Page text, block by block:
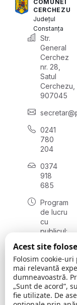
COMUNEI
CERCHEZU
Județul
Constanța
Str.
General
Cerchez
nr. 28,
Satul
Cerchezu,
907045
0241
780
204
0374
918
685
Program
de lucru
cu
publicul:
08:00 -
16:30
, vineri:
08:00 -
14:00
Acest site
Folosim cookie-
mai relevantă
dumneavoastră.
„Sunt de acord”,
fie utilizate. De